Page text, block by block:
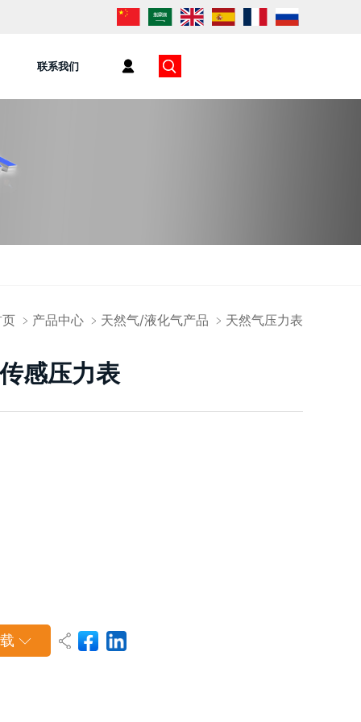
联系我们
﹥ 产品中心 ﹥ 天然气/液化气产品 ﹥ 天然气压力表
感压力表
